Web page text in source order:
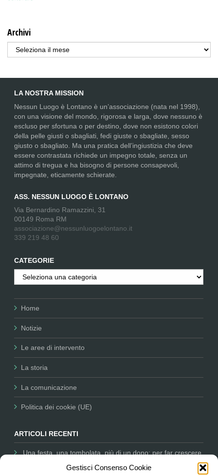
Gestisci Consenso Cookie
Archivi
Archivi
LA NOSTRA MISSION
Nessun Luogo è Lontano è un’associazione (nata nel 1998),
con una visione del mondo, rigorosa e larga, dove nessuno è
escluso per sfortuna o per destino, dove non esistono colori
della pelle giusti o sbagliati, fedi giuste o sbagliate, sesso
giusto o sbagliato. Ma una pratica dell’ingiustizia che deve
essere contrastata richiede un impegno totale, senza un
attimo di tregua e ha bisogno di persone consapevoli,
impegnate, eticamente schierate.
ASS. NESSUN LUOGO È LONTANO
Via Bernardino Ramazzini, 31
00149 Roma RM
associazione@nessunluogoelontano.it
339 219 48 60
CATEGORIE
Categorie
Home
Notizie
Le aree di intervento
La storia
La comunicazione
Politica dei cookie (UE)
ARTICOLI RECENTI
Una festa, una tombolata, più di un dono: per far crescere